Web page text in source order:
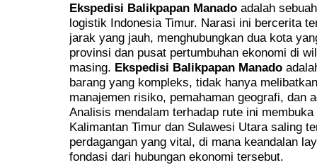
Ekspedisi Balikpapan Manado adalah
logistik Indonesia Timur. Narasi ini bercerita
jarak yang jauh, menghubungkan dua kota
provinsi dan pusat pertumbuhan ekonomi di
masing. Ekspedisi Balikpapan Manado
barang yang kompleks, tidak hanya
manajemen risiko, pemahaman geografi, dan
Analisis mendalam terhadap rute ini
Kalimantan Timur dan Sulawesi Utara saling
perdagangan yang vital, di mana keandalan
fondasi dari hubungan ekonomi tersebut.